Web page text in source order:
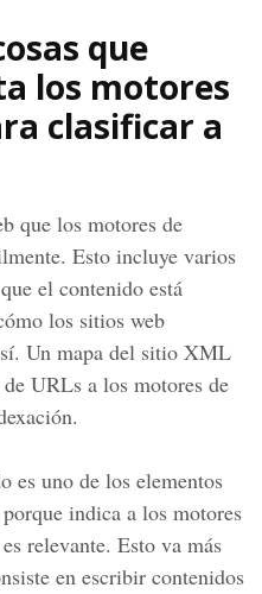
que
los motores
clasificar a
que los motores de
Esto incluye varios
el contenido está
los sitios web
Un mapa del sitio XML
URLs a los motores de
es uno de los elementos
indica a los motores
relevante. Esto va más
en escribir contenidos